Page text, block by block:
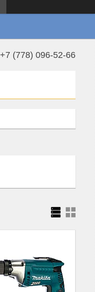
+7 (778) 096-52-66